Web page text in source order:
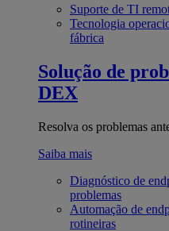
Suporte de TI
Tecnologia
fábrica
Solução de
DEX
Resolva os problemas
Saiba mais
Diagnóstico de
problemas
Automação de
rotineiras